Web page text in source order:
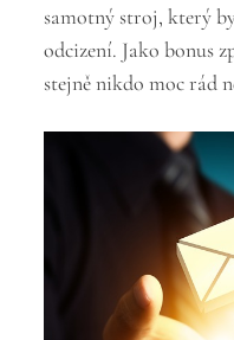
samotný stroj, který
odcizení. Jako bonus
stejně nikdo moc rád